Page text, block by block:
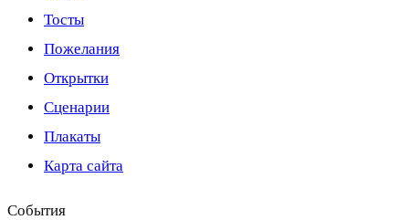
Тосты
Пожелания
Открытки
Сценарии
Плакаты
Карта сайта
События